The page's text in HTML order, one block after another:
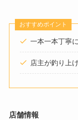
おすすめポイント
一本一本丁寧
店主が釣り上
店舗情報